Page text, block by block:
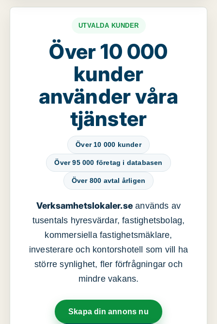
UTVALDA KUNDER
Över 10 000
kunder
använder våra
tjänster
Över 10 000 kunder
Över 95 000 företag i databasen
Över 800 avtal årligen
Verksamhetslokaler.se används av
tusentals hyresvärdar, fastighetsbolag,
kommersiella fastighetsmäklare,
investerare och kontorshotell som vill ha
större synlighet, fler förfrågningar och
mindre vakans.
Skapa din annons nu